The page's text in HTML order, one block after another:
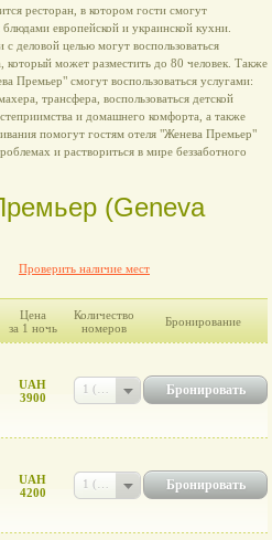
ресторан, в котором гости смогут
европейской и украинской кухни.
с деловой целью могут воспользоваться
который может разместить до 80 человек. Также
Премьер" смогут воспользоваться услугами:
трансфера, воспользоваться детской
и домашнего комфорта, а также
помогут гостям отеля "Женева Премьер"
и раствориться в мире беззаботного
(Geneva
Проверить наличие мест
Цена
за 1 ночь
Количество
номеров
Бронирование
UAH
3900
Бронировать
UAH
4200
Бронировать